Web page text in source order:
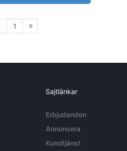
1
Sajtlänkar
Erbjudanden
Annonsera
Kundtjänst